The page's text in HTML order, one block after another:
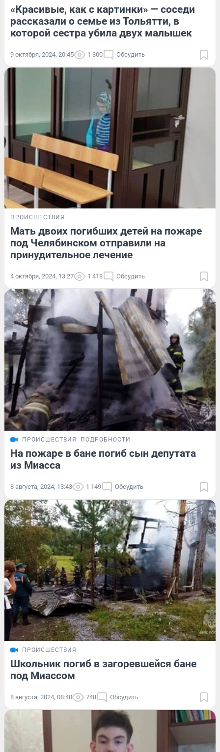
«Красивые, как с картинки» — соседи
рассказали о семье из Тольятти, в
которой сестра убила двух малышек
9 октября, 2024, 20:45 1 300 Обсудить
ПРОИСШЕСТВИЯ
Мать двоих погибших детей на пожаре
под Челябинском отправили на
принудительное лечение
4 октября, 2024, 13:27 1 418 Обсудить
ПРОИСШЕСТВИЯ ПОДРОБНОСТИ
На пожаре в бане погиб сын депутата
из Миасса
8 августа, 2024, 13:43 1 149 Обсудить
ПРОИСШЕСТВИЯ
Школьник погиб в загоревшейся бане
под Миассом
8 августа, 2024, 08:40 748 Обсудить